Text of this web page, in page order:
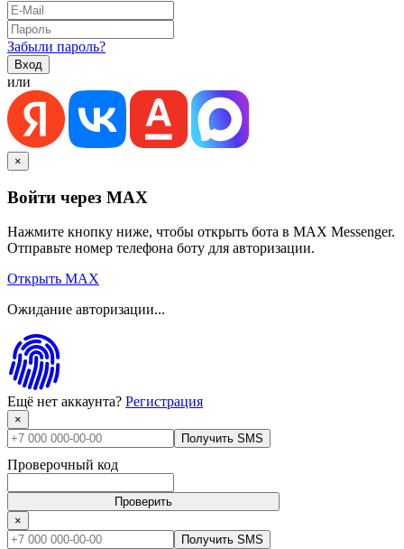
Забыли пароль?
или
×
Войти через MAX
Нажмите кнопку ниже, чтобы открыть бота в MAX Messenger.
Отправьте номер телефона боту для авторизации.
Открыть MAX
Ожидание авторизации...
Ещё нет аккаунта? Регистрация
×
Получить SMS
Проверочный код
Проверить
×
Получить SMS